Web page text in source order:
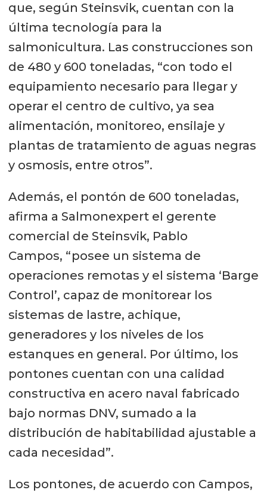
que, según Steinsvik, cuentan con la
última tecnología para la
salmonicultura. Las construcciones son
de 480 y 600 toneladas, “con todo el
equipamiento necesario para llegar y
operar el centro de cultivo, ya sea
alimentación, monitoreo, ensilaje y
plantas de tratamiento de aguas negras
y osmosis, entre otros”.
Además, el pontón de 600 toneladas,
afirma a Salmonexpert el gerente
comercial de Steinsvik, Pablo
Campos, “posee un sistema de
operaciones remotas y el sistema ‘Barge
Control’, capaz de monitorear los
sistemas de lastre, achique,
generadores y los niveles de los
estanques en general. Por último, los
pontones cuentan con una calidad
constructiva en acero naval fabricado
bajo normas DNV, sumado a la
distribución de habitabilidad ajustable a
cada necesidad”.
Los pontones, de acuerdo con Campos,